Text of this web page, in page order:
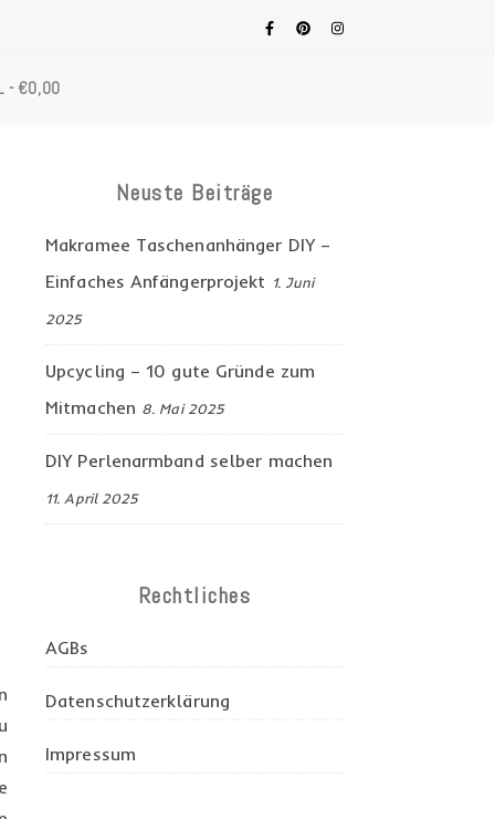
€0,00
Neuste Beiträge
Makramee Taschenanhänger DIY –
Einfaches Anfängerprojekt 1. Juni
2025
Upcycling – 10 gute Gründe zum
Mitmachen 8. Mai 2025
DIY Perlenarmband selber machen
11. April 2025
Rechtliches
AGBs
Datenschutzerklärung
Impressum